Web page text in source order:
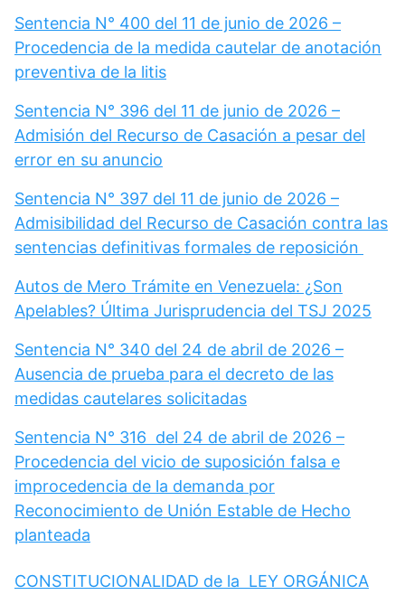
Sentencia N° 400 del 11 de junio de 2026 –
Procedencia de la medida cautelar de anotación
preventiva de la litis
Sentencia N° 396 del 11 de junio de 2026 –
Admisión del Recurso de Casación a pesar del
error en su anuncio
Sentencia N° 397 del 11 de junio de 2026 –
Admisibilidad del Recurso de Casación contra las
sentencias definitivas formales de reposición
Autos de Mero Trámite en Venezuela: ¿Son
Apelables? Última Jurisprudencia del TSJ 2025
Sentencia N° 340 del 24 de abril de 2026 –
Ausencia de prueba para el decreto de las
medidas cautelares solicitadas
Sentencia N° 316 del 24 de abril de 2026 –
Procedencia del vicio de suposición falsa e
improcedencia de la demanda por
Reconocimiento de Unión Estable de Hecho
planteada
CONSTITUCIONALIDAD de la LEY ORGÁNICA